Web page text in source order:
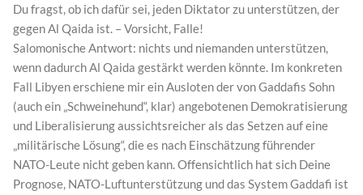
Du fragst, ob ich dafür sei, jeden Diktator zu unterstützen, der
gegen Al Qaida ist. – Vorsicht, Falle!
Salomonische Antwort: nichts und niemanden unterstützen,
wenn dadurch Al Qaida gestärkt werden könnte. Im konkreten
Fall Libyen erschiene mir ein Ausloten der von Gaddafis Sohn
(auch ein „Schweinehund“, klar) angebotenen Demokratisierung
und Liberalisierung aussichtsreicher als das Setzen auf eine
„militärische Lösung“, die es nach Einschätzung führender
NATO-Leute nicht geben kann. Offensichtlich hat sich Deine
Prognose, NATO-Luftunterstützung und das System Gaddafi ist